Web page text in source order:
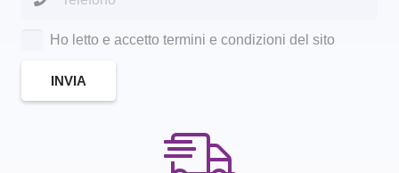
Ho letto e accetto termini e condizioni del sito
INVIA